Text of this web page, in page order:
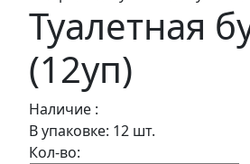
Туалетная
(12уп)
Наличие :
В упаковке: 12 шт.
Кол-во: